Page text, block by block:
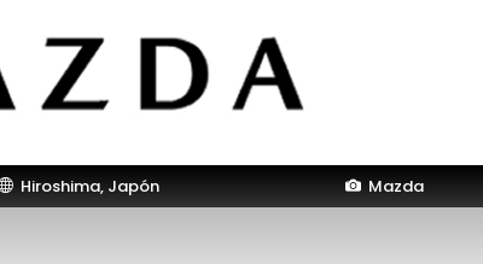
Hiroshima, Japón Mazda